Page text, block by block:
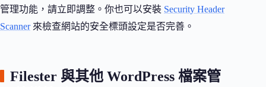
管理功能，請立即調整。你也可以安裝 Security Header
Scanner來檢查網站的安全標頭設定是否完善。
Filester 與其他 WordPress 檔案管